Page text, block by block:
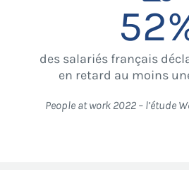
52
des salariés français
en retard au moins
People at work 2022 – l’étude